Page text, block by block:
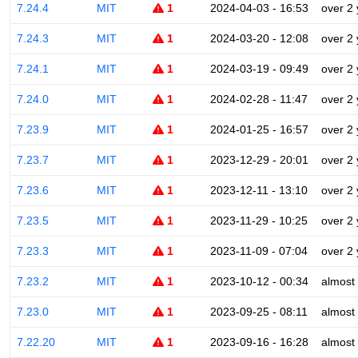
7.24.4 MIT 1 2024-04-03 - 16:53 over 2
7.24.3 MIT 1 2024-03-20 - 12:08 over 2
7.24.1 MIT 1 2024-03-19 - 09:49 over 2
7.24.0 MIT 1 2024-02-28 - 11:47 over 2
7.23.9 MIT 1 2024-01-25 - 16:57 over 2
7.23.7 MIT 1 2023-12-29 - 20:01 over 2
7.23.6 MIT 1 2023-12-11 - 13:10 over 2
7.23.5 MIT 1 2023-11-29 - 10:25 over 2
7.23.3 MIT 1 2023-11-09 - 07:04 over 2
7.23.2 MIT 1 2023-10-12 - 00:34 almost
7.23.0 MIT 1 2023-09-25 - 08:11 almost
7.22.20 MIT 1 2023-09-16 - 16:28 almost